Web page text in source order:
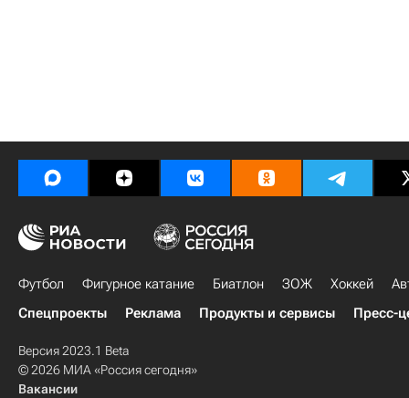
Футбол Фигурное катание Биатлон ЗОЖ Хоккей
Спецпроекты
Реклама Продукты и сервисы Пресс-
Версия 2023.1 Beta
© 2026 МИА «Россия сегодня»
Вакансии